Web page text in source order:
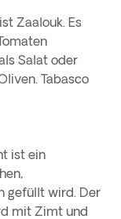
Zaalouk. Es
Salat oder
Tabasco
ist ein
gefüllt wird. Der
mit Zimt und